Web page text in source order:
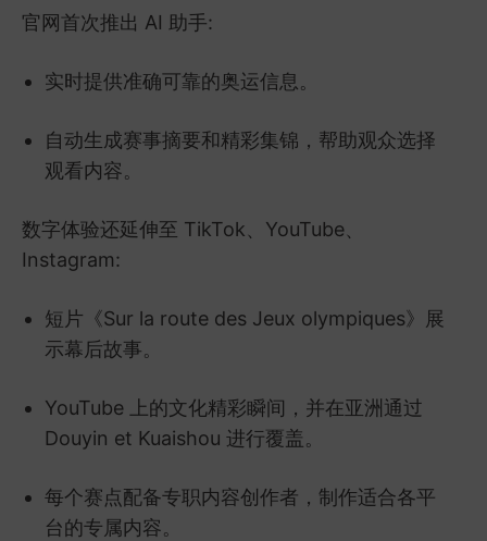
官网首次推出 AI 助手:
实时提供准确可靠的奥运信息。
自动生成赛事摘要和精彩集锦，帮助观众选择
观看内容。
数字体验还延伸至 TikTok、YouTube、
Instagram:
短片《Sur la route des Jeux olympiques》展
示幕后故事。
YouTube 上的文化精彩瞬间，并在亚洲通过
Douyin et Kuaishou 进行覆盖。
每个赛点配备专职内容创作者，制作适合各平
台的专属内容。